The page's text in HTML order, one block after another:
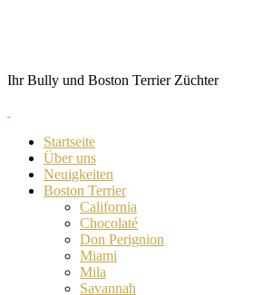
Ihr Bully und Boston Terrier Züchter
Startseite
Über uns
Neuigkeiten
Boston Terrier
California
Chocolaté
Don Perignion
Miami
Mila
Savannah